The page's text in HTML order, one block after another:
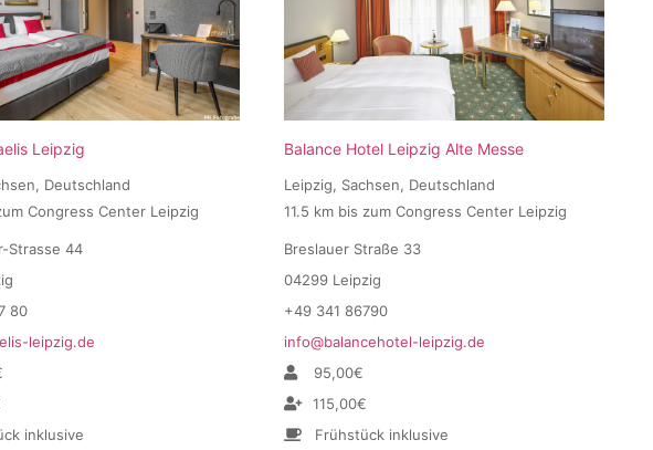
Leipzig
Deutschland
Congress Center Leipzig
Strasse 44
80
leipzig.de
inklusive
Balance Hotel Leipzig Alte Messe
Leipzig, Sachsen, Deutschland
11.5 km bis zum Congress Center Leipzig
Breslauer Straße 33
04299 Leipzig
+49 341 86790
info@balancehotel-leipzig.de
95,00€
115,00€
Frühstück inklusive